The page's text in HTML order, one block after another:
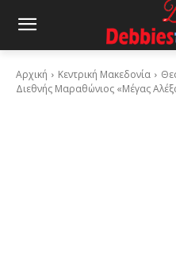
Αρχική Κεντρική Μακεδονία
Διεθνής Μαραθώνιος «Μέγας